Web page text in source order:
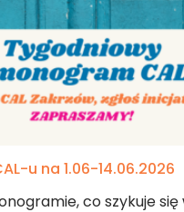
u na 1.06-14.06.2026
co szykuje się